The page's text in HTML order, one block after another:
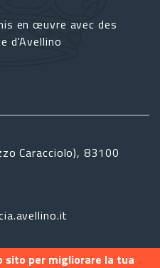
en œuvre avec des
d'Avellino
Caracciolo), 83100
sito per migliorare la tua